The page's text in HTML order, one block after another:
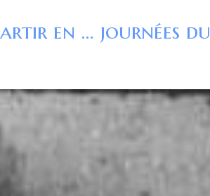
« les mardis de l’aventure » : partir en expédition dans un milieu polaire : comment se préparer ?